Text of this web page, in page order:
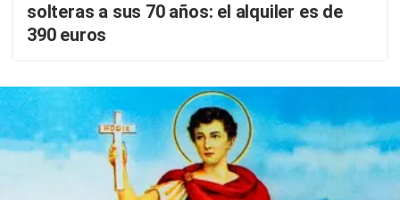
solteras a sus 70 años: el alquiler es de
390 euros